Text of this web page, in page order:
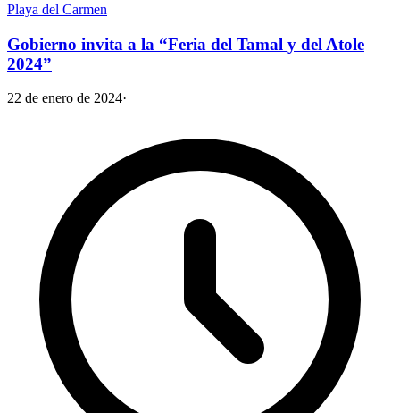
Playa del Carmen
Gobierno invita a la “Feria del Tamal y del Atole
2024”
22 de enero de 2024·